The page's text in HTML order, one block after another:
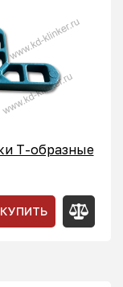
T-образные
КУПИТЬ